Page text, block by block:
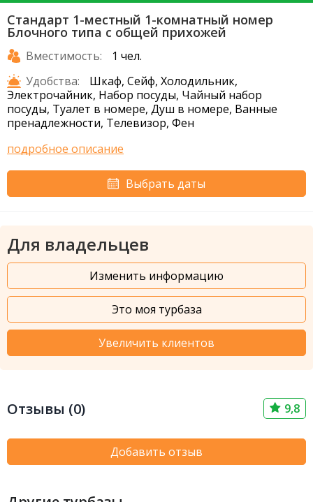
Стандарт 1-местный 1-комнатный номер
Блочного типа с общей прихожей
Вместимость:
1 чел.
Удобства:
Шкаф, Сейф, Холодильник,
Электрочайник, Набор посуды, Чайный набор
посуды, Туалет в номере, Душ в номере, Ванные
пренадлежности, Телевизор, Фен
подробное описание
Выбрать даты
Для владельцев
Изменить информацию
Это моя турбаза
Увеличить клиентов
Отзывы (0) 9,8
Добавить отзыв